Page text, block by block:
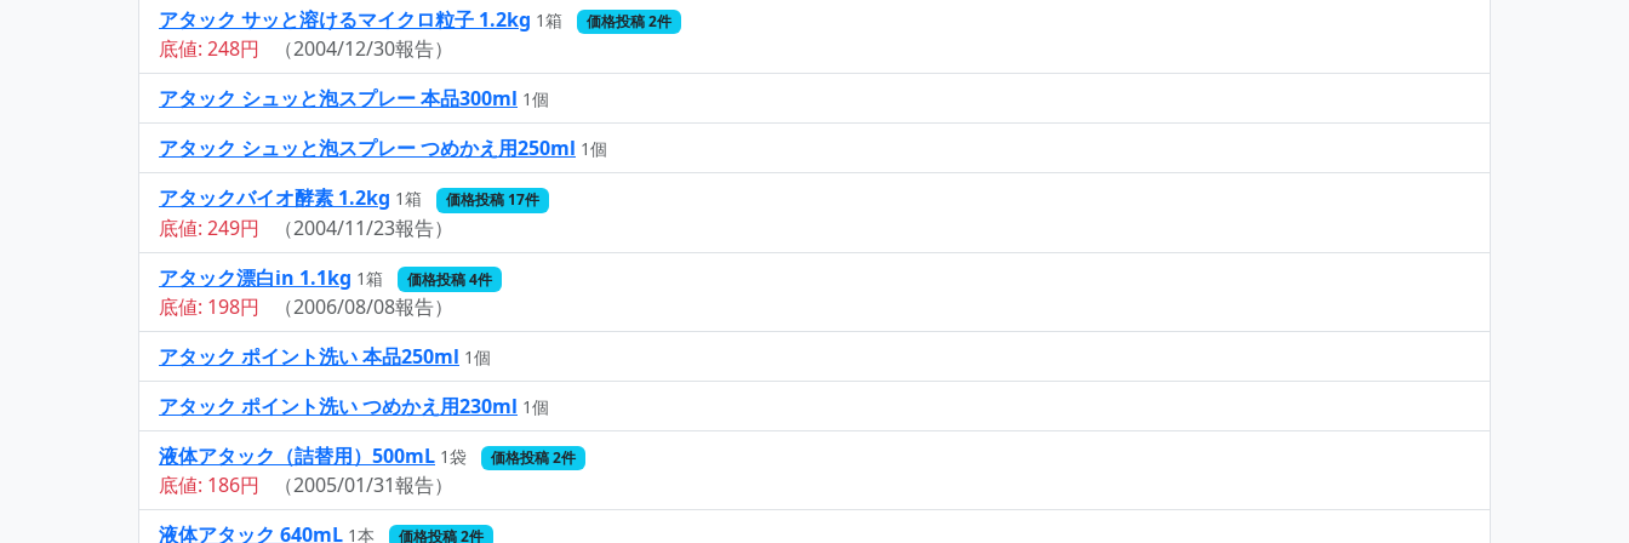
アタック サッと溶けるマイクロ粒子 1.2kg 1箱 価格投稿 2件
底値: 248円
（2004/12/30報告）
アタック シュッと泡スプレー 本品300ml 1個
アタック シュッと泡スプレー つめかえ用250ml 1個
アタックバイオ酵素 1.2kg 1箱 価格投稿 17件
底値: 249円
（2004/11/23報告）
アタック漂白in 1.1kg 1箱 価格投稿 4件
底値: 198円
（2006/08/08報告）
アタック ポイント洗い 本品250ml 1個
アタック ポイント洗い つめかえ用230ml 1個
液体アタック（詰替用）500mL 1袋 価格投稿 2件
底値: 186円
（2005/01/31報告）
液体アタック 640mL 1本 価格投稿 2件